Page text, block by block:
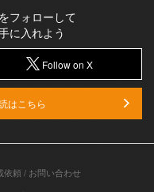
フォローして
に入れよう
Follow on X
はこちら
依頼 / お問い合わせ